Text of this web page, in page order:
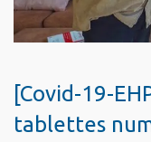
[Covid-19-
tablettes